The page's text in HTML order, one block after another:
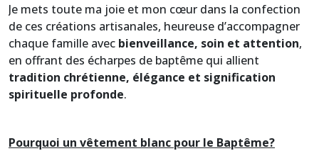
Je mets toute ma joie et mon cœur dans la confection
de ces créations artisanales, heureuse d’accompagner
chaque famille avec bienveillance, soin et attention,
en offrant des écharpes de baptême qui allient
tradition chrétienne, élégance et signification
spirituelle profonde.
Pourquoi un vêtement blanc pour le Baptême?